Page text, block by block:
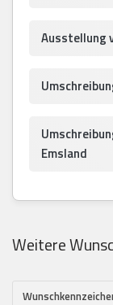
Ausstellung
Emsland
Weitere